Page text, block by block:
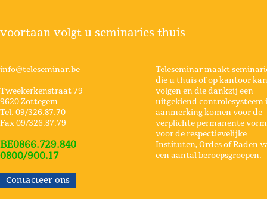
voortaan volgt u seminaries thuis
info@teleseminar.be
Tweekerkenstraat 79
9620 Zottegem
Tel. 09/326.87.70
Fax 09/326.87.79
BE0866.729.840
0800/900.17
Contacteer ons
Teleseminar maakt
die u thuis of op kantoor kan
volgen en die dankzij een
uitgekiend controlesysteem
aanmerking komen voor de
verplichte permanente
voor de respectievelijke
Instituten, Ordes of Raden
een aantal beroepsgroepen.